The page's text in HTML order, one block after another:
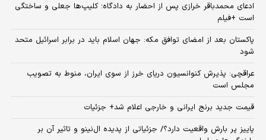
ادعای محمدباقر خرازی پس از احضار به دادگاه؛ کلیپ‌ها جعلی و ساختگی
است +فیلم
پاکستان بعد از امضای توافق مکه: جهان اسلام باید در برابر اسرائیل متحد
شود
عراقچی: پذیرش کنوانسیون دریای خرز از سوی ایران، منوط به تصویب
مجلس است
قیمت جدید برنج ایرانی و خارجی اعلام شد+ جزئیات
پاییز پر بارش واقعیت دارد؟/ جزئیاتی از پدیده ال‌نینو و تاثیر آن بر